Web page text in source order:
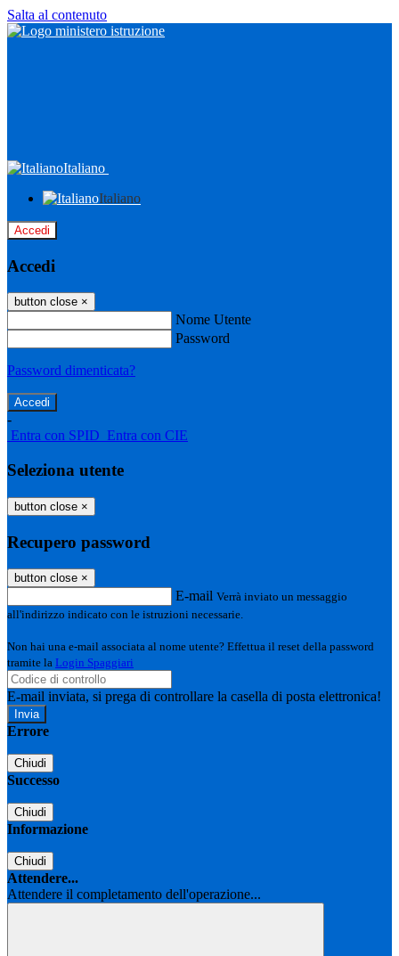
Salta al contenuto
Italiano
Italiano
Accedi
Accedi
button close ×
Nome Utente
Password
Password dimenticata?
-
Entra con SPID Entra con CIE
Seleziona utente
button close ×
Recupero password
button close ×
E-mail Verrà inviato un messaggio
all'indirizzo indicato con le istruzioni necessarie.
Non hai una e-mail associata al nome utente? Effettua il reset della password
tramite la Login Spaggiari
E-mail inviata, si prega di controllare la casella di posta elettronica!
Errore
Chiudi
Successo
Chiudi
Informazione
Chiudi
Attendere...
Attendere il completamento dell'operazione...